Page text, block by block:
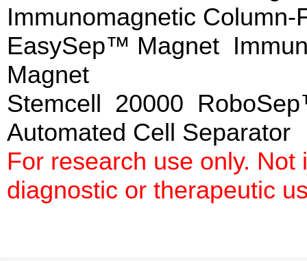
Immunomagnetic
EasySep™ Magnet
Magnet
Stemcell 20000
Automated Cell
For research use only.
diagnostic or therapeutic